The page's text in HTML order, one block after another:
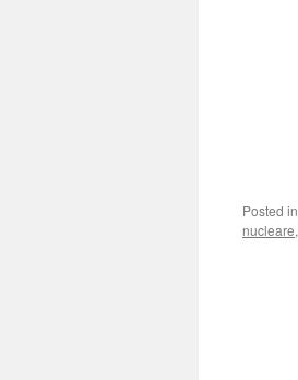
Posted in
nucleare,